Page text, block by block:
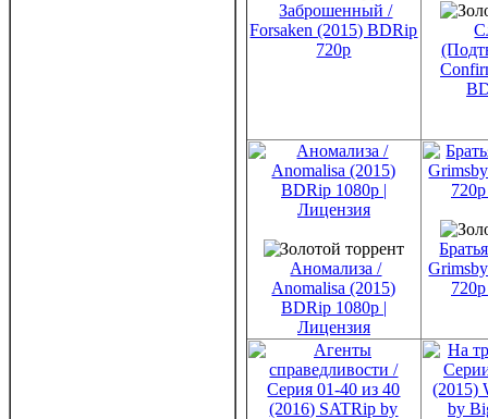
Заброшенный /
Forsaken (2015) BDRip
720p
Аномализа /
Anomalisa (2015)
BDRip 1080p |
Лицензия